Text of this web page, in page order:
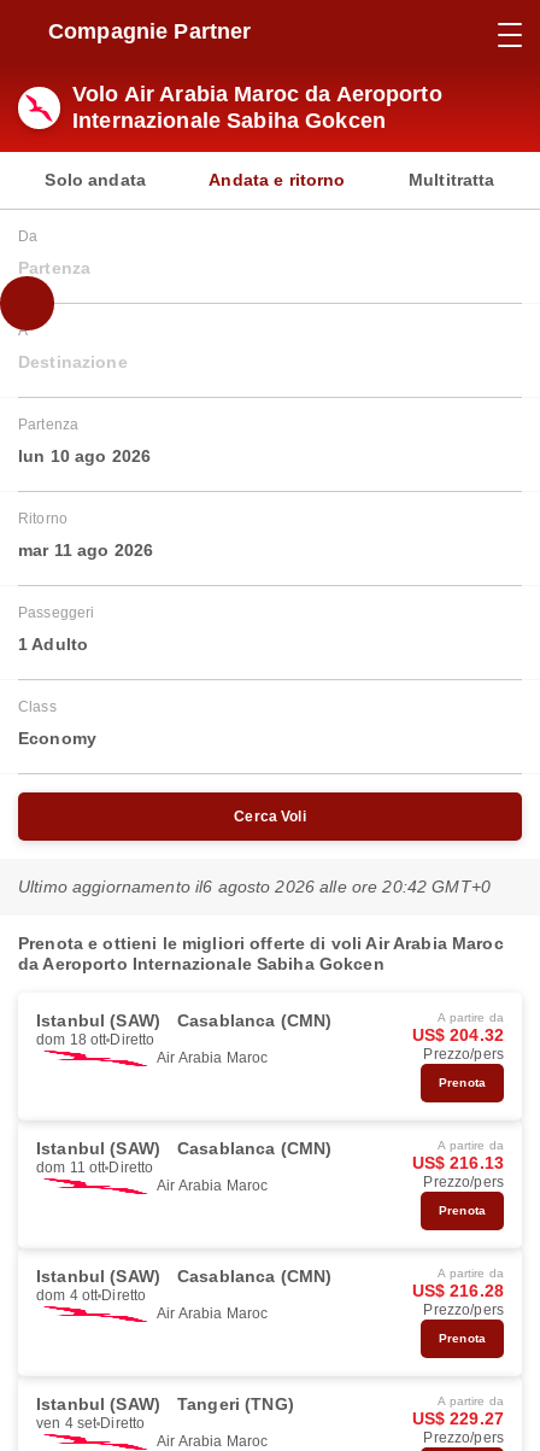
Compagnie Partner
Volo Air Arabia Maroc da Aeroporto
Internazionale Sabiha Gokcen
Solo andata Andata e ritorno Multitratta
Da
Partenza
A
Destinazione
Partenza
lun 10 ago 2026
Ritorno
mar 11 ago 2026
Passeggeri
1 Adulto
Class
Economy
Cerca Voli
Ultimo aggiornamento il6 agosto 2026 alle ore 20:42 GMT+0
Prenota e ottieni le migliori offerte di voli Air Arabia Maroc
da Aeroporto Internazionale Sabiha Gokcen
Istanbul (SAW) Casablanca (CMN)
dom 18 ott Diretto
Air Arabia Maroc
A partire da
US$ 204.32
Prezzo/pers
Prenota
Istanbul (SAW) Casablanca (CMN)
dom 11 ott Diretto
Air Arabia Maroc
A partire da
US$ 216.13
Prezzo/pers
Prenota
Istanbul (SAW) Casablanca (CMN)
dom 4 ott Diretto
Air Arabia Maroc
A partire da
US$ 216.28
Prezzo/pers
Prenota
Istanbul (SAW) Tangeri (TNG)
ven 4 set Diretto
Air Arabia Maroc
A partire da
US$ 229.27
Prezzo/pers